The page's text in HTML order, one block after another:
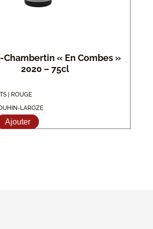
Chambertin « En Combes »
2020 – 75cl
| ROUGE
LAROZE
Ajouter